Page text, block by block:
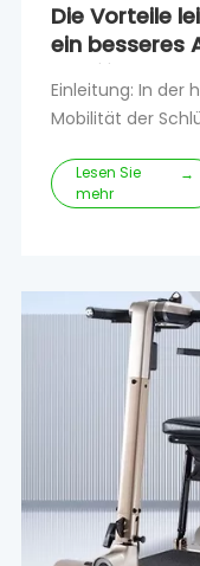
Die Vorteile
ein besseres
Mobilität
Einleitung: In der
Mobilität der
mit
Mobilitätsroller
können
Lesen Sie
mehr
→